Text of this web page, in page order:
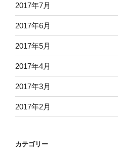
2017年7月
2017年6月
2017年5月
2017年4月
2017年3月
2017年2月
カテゴリー